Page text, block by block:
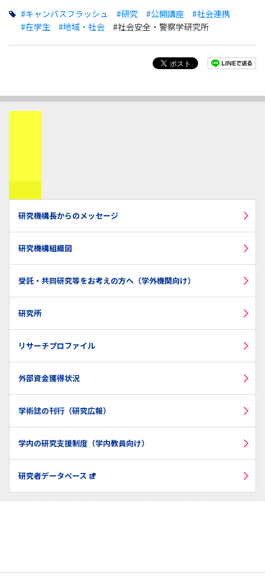
#キャンパスフラッシュ #研究 #公開講座
#社会連携
#在学生
#地域・社会 #社会安全・警察学研究所
研究機構長からのメッセージ
研究機構組織図
受託・共同研究等をお考えの方へ（学外機関向け）
研究所
リサーチプロファイル
外部資金獲得状況
学術誌の刊行（研究広報）
学内の研究支援制度（学内教員向け）
研究者データベース